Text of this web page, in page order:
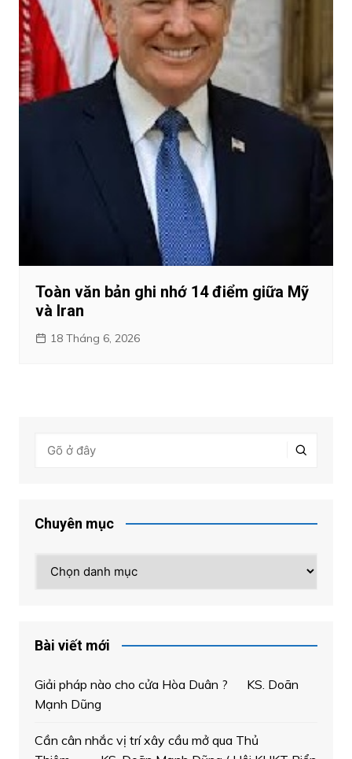
Toàn văn bản ghi nhớ 14 điểm giữa Mỹ
và Iran
18 Tháng 6, 2026
Chuyên mục
mục
Bài viết mới
Giải pháp nào cho cửa Hòa Duân ? KS. Doãn
Mạnh Dũng
Cần cân nhắc vị trí xây cầu mở qua Thủ